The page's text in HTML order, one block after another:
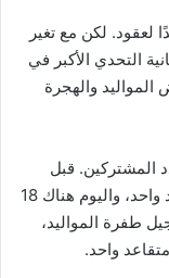
لعقود. لكن مع تغير
التحدي الأكبر في
المواليد والهجرة
المشتركين. قبل
خمسين عامًا، قام أربعة مؤمنين برعاية متقاعد واحد، واليوم هناك 18
يتقاعد جيل طفرة المواليد،